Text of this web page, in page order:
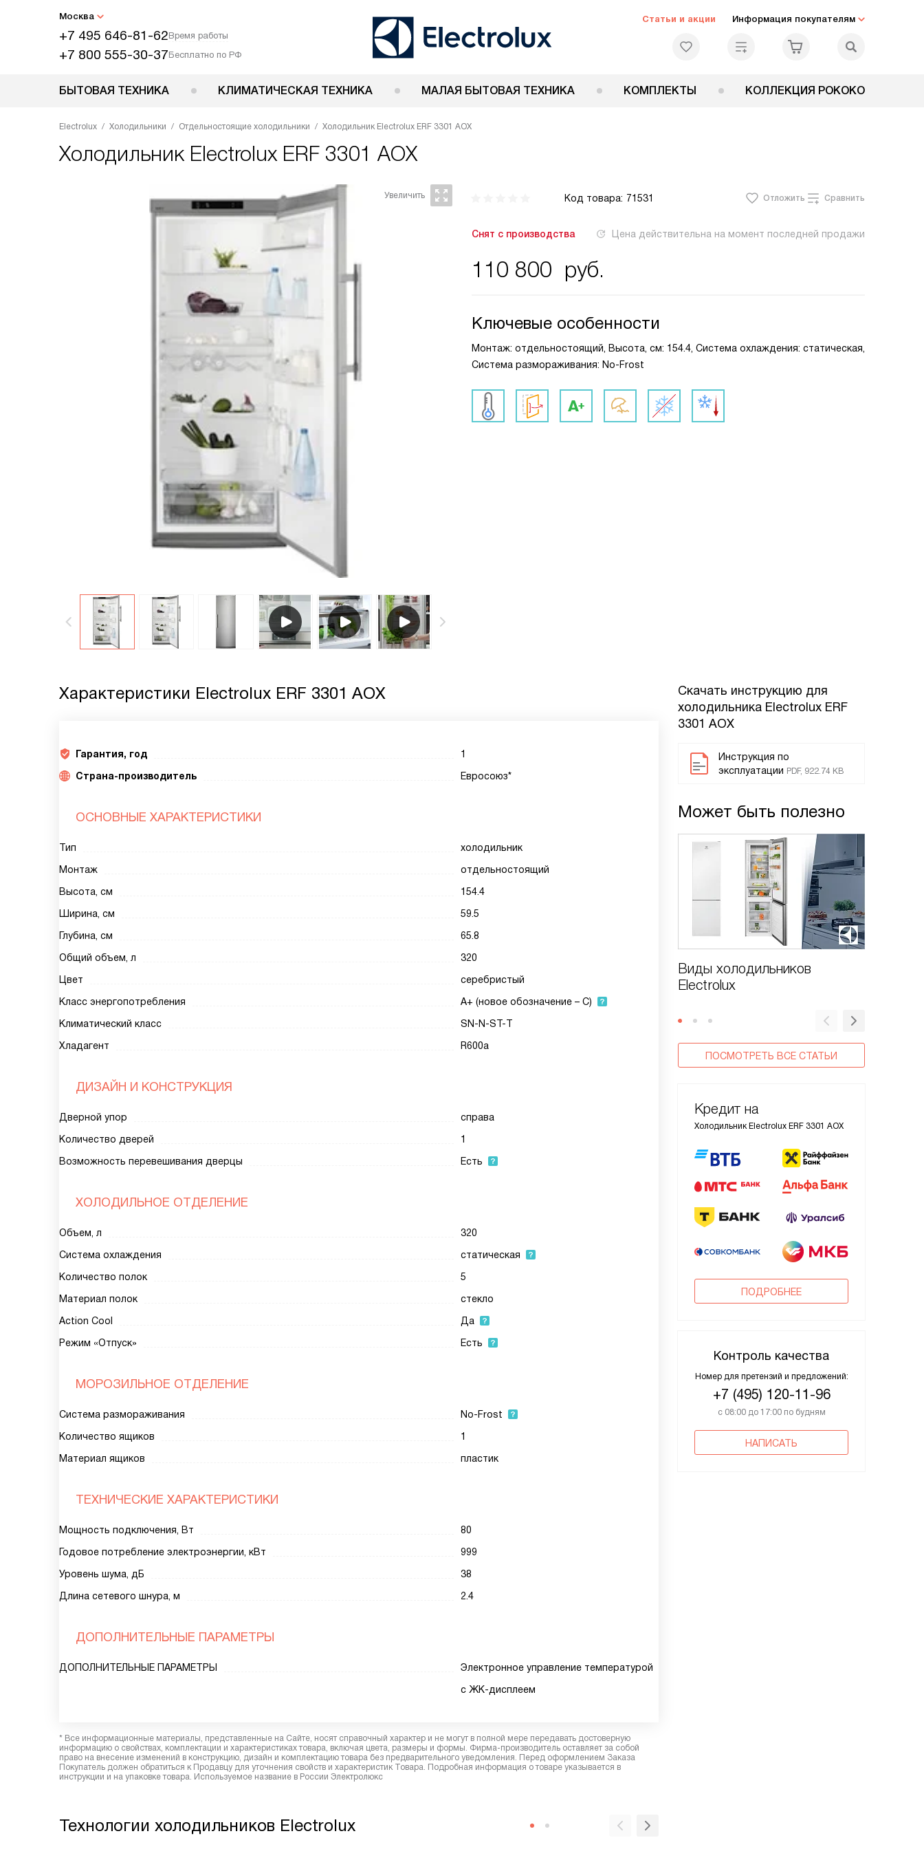
Москва
+7 495 646-81-62Время работы
+7 800 555-30-37Бесплатно по РФ
Статьи и акции Информация покупателям
БЫТОВАЯ ТЕХНИКА КЛИМАТИЧЕСКАЯ ТЕХНИКА МАЛАЯ БЫТОВАЯ ТЕХНИКА КОМПЛЕКТЫ КОЛЛЕКЦИЯ РОКОКО
Electrolux Холодильники Отдельностоящие холодильники Холодильник Electrolux ERF 3301 AOX
Холодильник Electrolux ERF 3301 AOX
Код товара: 71531 Отложить Сравнить
Снят с производства Цена действительна на момент последней продажи
110 800 руб.
Ключевые особенности
Монтаж: отдельностоящий, Высота, см: 154.4, Система охлаждения: статическая,
Система размораживания: No-Frost
Скачать инструкцию для
холодильника Electrolux ERF
3301 AOX
Инструкция по
эксплуатации PDF, 922.74 KB
Может быть полезно
Виды холодильников
Electrolux
ПОСМОТРЕТЬ ВСЕ СТАТЬИ
Кредит на
Холодильник Electrolux ERF 3301 AOX
ПОДРОБНЕЕ
Контроль качества
Номер для претензий и предложений:
+7 (495) 120-11-96
с 08:00 до 17:00 по будням
НАПИСАТЬ
Характеристики Electrolux ERF 3301 AOX
Гарантия, год
1
Страна-производитель
Евросоюз*
ОСНОВНЫЕ ХАРАКТЕРИСТИКИ
Тип
холодильник
Монтаж
отдельностоящий
Высота, см
154.4
Ширина, см
59.5
Глубина, см
65.8
Общий объем, л
320
Цвет
серебристый
Класс энергопотребления
A+ (новое обозначение – С)
Климатический класс
SN-N-ST-T
Хладагент
R600a
ДИЗАЙН И КОНСТРУКЦИЯ
Дверной упор
справа
Количество дверей
1
Возможность перевешивания дверцы
Есть
ХОЛОДИЛЬНОЕ ОТДЕЛЕНИЕ
Объем, л
320
Система охлаждения
статическая
Количество полок
5
Материал полок
стекло
Action Cool
Да
Режим «Отпуск»
Есть
МОРОЗИЛЬНОЕ ОТДЕЛЕНИЕ
Система размораживания
No-Frost
Количество ящиков
1
Материал ящиков
пластик
ТЕХНИЧЕСКИЕ ХАРАКТЕРИСТИКИ
Мощность подключения, Вт
80
Годовое потребление электроэнергии, кВт
999
Уровень шума, дБ
38
Длина сетевого шнура, м
2.4
ДОПОЛНИТЕЛЬНЫЕ ПАРАМЕТРЫ
ДОПОЛНИТЕЛЬНЫЕ ПАРАМЕТРЫ
Электронное управление температурой
с ЖК-дисплеем
* Все информационные материалы, представленные на Сайте, носят справочный характер и не могут в полной мере передавать достоверную
информацию о свойствах, комплектации и характеристиках товара, включая цвета, размеры и формы. Фирма-производитель оставляет за собой
право на внесение изменений в конструкцию, дизайн и комплектацию товара без предварительного уведомления. Перед оформлением Заказа
Покупатель должен обратиться к Продавцу для уточнения свойств и характеристик Товара. Подробная информация о товаре указывается в
инструкции и на упаковке товара. Используемое название в России Электролюкс
Технологии холодильников Electrolux